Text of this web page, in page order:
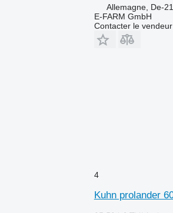
Allemagne, De-
E-FARM GmbH
Contacter le vendeur
4
Kuhn prolander